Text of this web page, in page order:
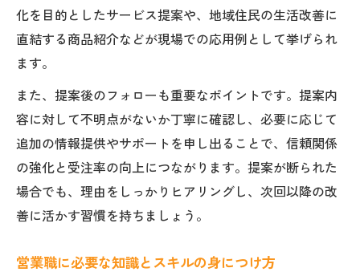
化を目的としたサービス提案や、地域住民の生活改善に
直結する商品紹介などが現場での応用例として挙げられ
ます。
また、提案後のフォローも重要なポイントです。提案内
容に対して不明点がないか丁寧に確認し、必要に応じて
追加の情報提供やサポートを申し出ることで、信頼関係
の強化と受注率の向上につながります。提案が断られた
場合でも、理由をしっかりヒアリングし、次回以降の改
善に活かす習慣を持ちましょう。
営業職に必要な知識とスキルの身につけ方